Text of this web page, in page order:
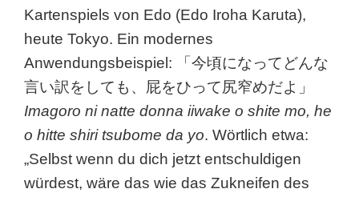
Kartenspiels von Edo (Edo Iroha Karuta),
heute Tokyo. Ein modernes
Anwendungsbeispiel: 「今頃になってどんな
言い訳をしても、屁をひって尻窄めだよ」
Imagoro ni natte donna iiwake o shite mo, he
o hitte shiri tsubome da yo. Wörtlich etwa:
„Selbst wenn du dich jetzt entschuldigen
würdest, wäre das wie das Zukneifen des